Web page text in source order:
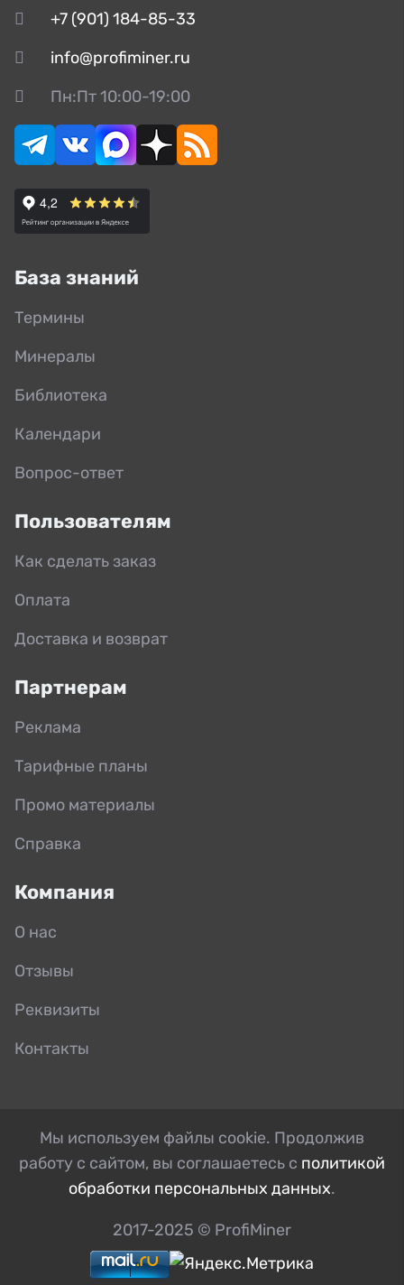
+7 (901) 184-85-33
info@profiminer.ru
Пн:Пт 10:00-19:00
База знаний
Термины
Минералы
Библиотека
Календари
Вопрос-ответ
Пользователям
Как сделать заказ
Оплата
Доставка и возврат
Партнерам
Реклама
Тарифные планы
Промо материалы
Справка
Компания
О нас
Отзывы
Реквизиты
Контакты
Мы используем файлы cookie. Продолжив
работу с сайтом, вы соглашаетесь с политикой
обработки персональных данных.
2017-2025 © ProfiMiner